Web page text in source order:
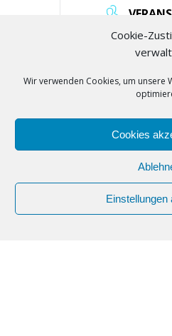
Cookie-
Wir verwenden Cookies, um unsere
Cookies
Einstellungen
Tanzpark